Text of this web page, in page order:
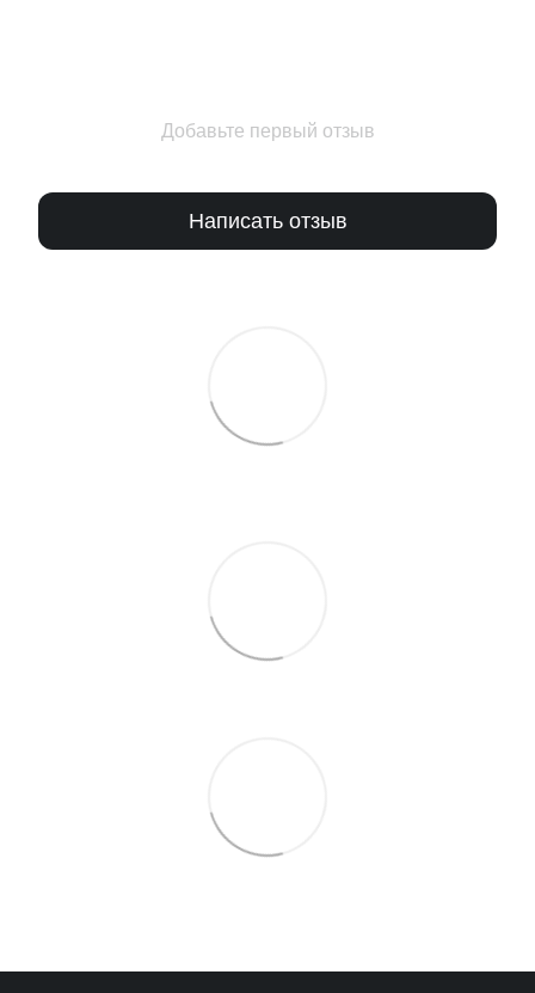
Добавьте первый отзыв
Написать отзыв